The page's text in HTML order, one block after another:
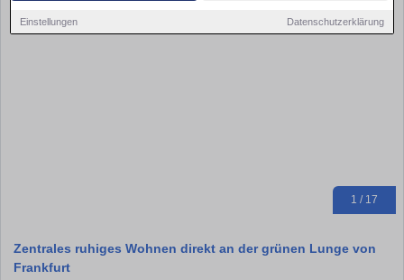
Einstellungen Datenschutzerklärung
1 / 17
Zentrales ruhiges Wohnen direkt an der grünen Lunge von
Frankfurt